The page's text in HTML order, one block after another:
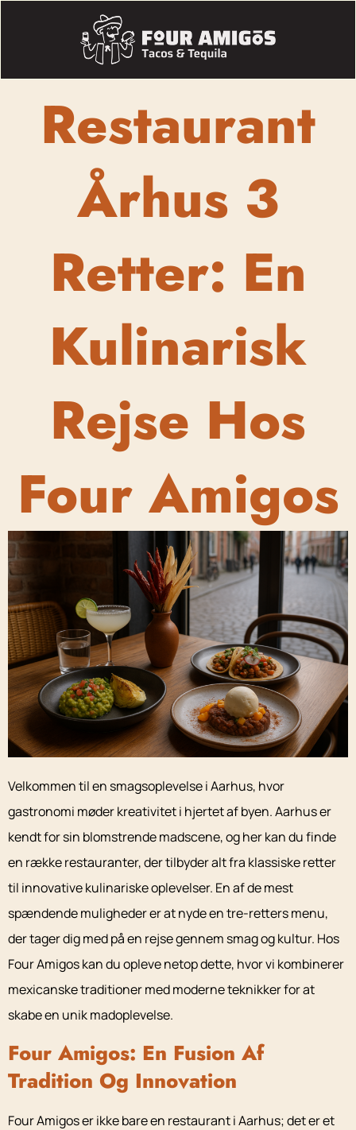
Restaurant
Århus 3
Retter: En
Kulinarisk
Rejse Hos
Four Amigos
Velkommen til en smagsoplevelse i Aarhus, hvor
gastronomi møder kreativitet i hjertet af byen. Aarhus er
kendt for sin blomstrende madscene, og her kan du finde
en række restauranter, der tilbyder alt fra klassiske retter
til innovative kulinariske oplevelser. En af de mest
spændende muligheder er at nyde en tre-retters menu,
der tager dig med på en rejse gennem smag og kultur. Hos
Four Amigos kan du opleve netop dette, hvor vi kombinerer
mexicanske traditioner med moderne teknikker for at
skabe en unik madoplevelse.
Four Amigos: En Fusion Af
Tradition Og Innovation
Four Amigos er ikke bare en restaurant i Aarhus; det er et